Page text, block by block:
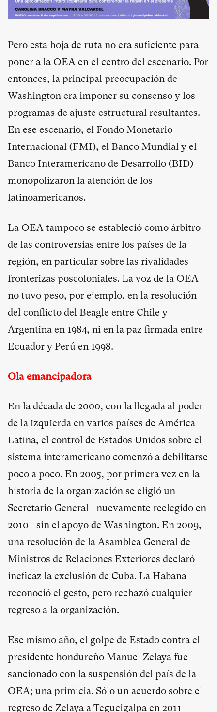
Pero esta hoja de ruta no era suficiente para
poner a la OEA en el centro del escenario. Por
entonces, la principal preocupación de
Washington era imponer su consenso y los
programas de ajuste estructural resultantes.
En ese escenario, el Fondo Monetario
Internacional (FMI), el Banco Mundial y el
Banco Interamericano de Desarrollo (BID)
monopolizaron la atención de los
latinoamericanos.
La OEA tampoco se estableció como árbitro
de las controversias entre los países de la
región, en particular sobre las rivalidades
fronterizas poscoloniales. La voz de la OEA
no tuvo peso, por ejemplo, en la resolución
del conflicto del Beagle entre Chile y
Argentina en 1984, ni en la paz firmada entre
Ecuador y Perú en 1998.
Ola emancipadora
En la década de 2000, con la llegada al poder
de la izquierda en varios países de América
Latina, el control de Estados Unidos sobre el
sistema interamericano comenzó a debilitarse
poco a poco. En 2005, por primera vez en la
historia de la organización se eligió un
Secretario General –nuevamente reelegido en
2010– sin el apoyo de Washington. En 2009,
una resolución de la Asamblea General de
Ministros de Relaciones Exteriores declaró
ineficaz la exclusión de Cuba. La Habana
reconoció el gesto, pero rechazó cualquier
regreso a la organización.
Ese mismo año, el golpe de Estado contra el
presidente hondureño Manuel Zelaya fue
sancionado con la suspensión del país de la
OEA; una primicia. Sólo un acuerdo sobre el
regreso de Zelaya a Tegucigalpa en 2011